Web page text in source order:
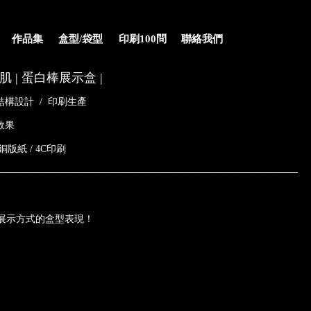
作品集 盒型/袋型 印刷100問 聯絡我們
| 蛋白棒展示盒 |
構設計 / 印刷生產
果
版紙 / 4C印刷
示方式的盒型表現！